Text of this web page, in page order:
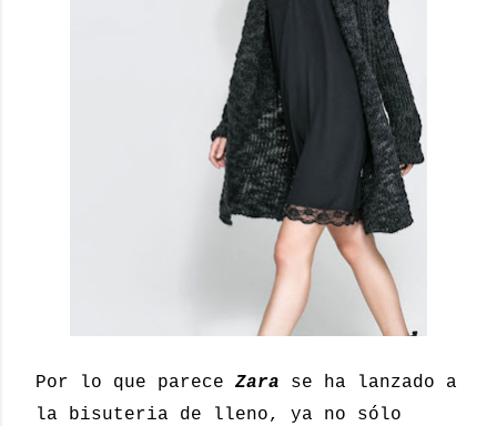
Por lo que parece Zara se ha lanzado a
la bisuteria de lleno, ya no sólo